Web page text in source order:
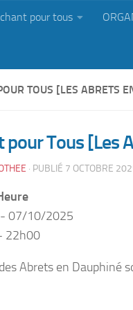
pour tous
TOUS [LES ABRETS
pour Tous [Les
· PUBLIÉ 7 OCTOBRE
- 07/10/2025
22h00
Abrets en Dauphiné